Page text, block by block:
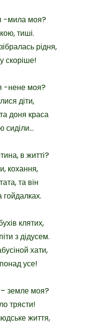
-мила моя?
тиші.
рідня,
скоріше!
-нене моя?
діти,
доня краса
сиділи…
в житті?
кохання,
та він
клятих,
з дідусем.
хати,
усе!
– земле моя?
трясти!
життя,